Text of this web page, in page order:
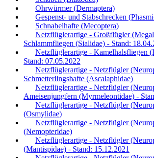
Ohrwürmer (Dermaptera)
Gespenst- und Stabschrecken
Schnabelhafte (Mecoptera)
Netzflüglerartige - Großflügler
Schlammfliegen (Sialidae) - Stand:
Netzflüglerartige - Kamelhalsfliegen
Stand: 07.05.2022
Netzflüglerartige - Netzflügler
Schmetterlingshafte (Ascalaphidae)
Netzflüglerartige - Netzflügler
Ameisenjungfern (Myrmeleontidae) -
Netzflüglerartige - Netzflügler
(Osmylidae)
Netzflüglerartige - Netzflügler
(Nemopteridae)
Netzflüglerartige - Netzflügler
(Mantispidae) - Stand: 15.12.2021